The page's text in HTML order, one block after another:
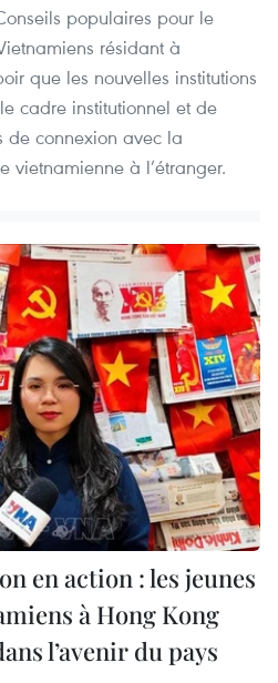
populaires pour le
résidant à
que les nouvelles institutions
cadre institutionnel et de
de connexion avec la
vietnamienne à l’étranger.
en action : les jeunes
à Hong Kong
l’avenir du pays